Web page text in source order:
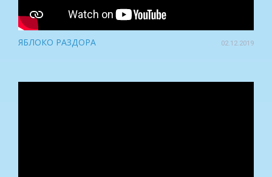
ЯБЛОКО РАЗДОРА 02.12.2019